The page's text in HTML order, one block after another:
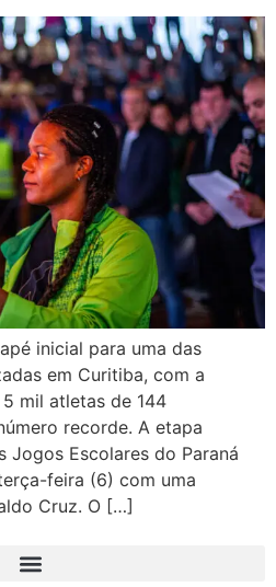
inicial para uma das
em Curitiba, com a
mil atletas de 144
recorde. A etapa
Jogos Escolares do Paraná
feira (6) com uma
Cruz. O […]